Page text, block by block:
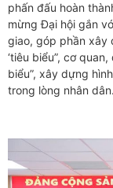
phấn đấu hoàn
mừng Đại hội gắn
giao, góp phần xây
‘tiêu biểu”, cơ
biểu”, xây dựng
trong lòng nhân